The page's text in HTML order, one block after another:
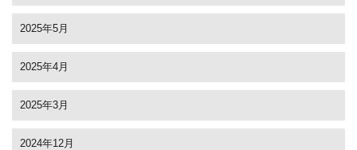
2025年5月
2025年4月
2025年3月
2024年12月